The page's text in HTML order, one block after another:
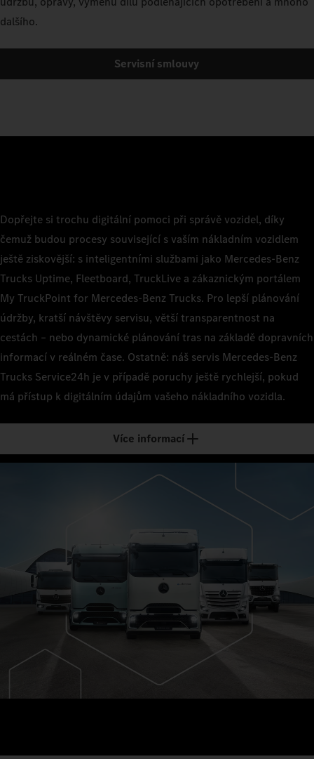
dalšího.
Servisní smlouvy
Dopřejte si trochu digitální pomoci při správě vozidel, díky
čemuž budou procesy související s vaším nákladním vozidlem
ještě ziskovější: s inteligentními službami jako Mercedes‑Benz
Trucks Uptime, Fleetboard, TruckLive a zákaznickým portálem
My TruckPoint for Mercedes‑Benz Trucks. Pro lepší plánování
údržby, kratší návštěvy servisu, větší transparentnost na
cestách – nebo dynamické plánování tras na základě dopravních
informací v reálném čase. Ostatně: náš servis Mercedes‑Benz
Trucks Service24h je v případě poruchy ještě rychlejší, pokud
má přístup k digitálním údajům vašeho nákladního vozidla.
Více informací